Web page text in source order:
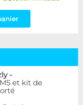
-
et kit de